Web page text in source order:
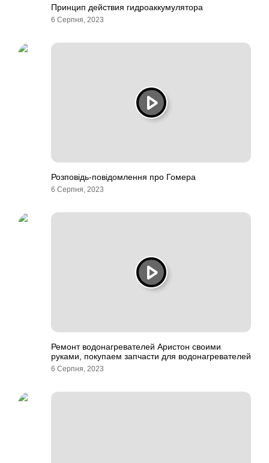
Принцип действия гидроаккумулятора
6 Серпня, 2023
Розповідь-повідомлення про Гомера
6 Серпня, 2023
Ремонт водонагревателей Аристон своими
руками, покупаем запчасти для водонагревателей
6 Серпня, 2023